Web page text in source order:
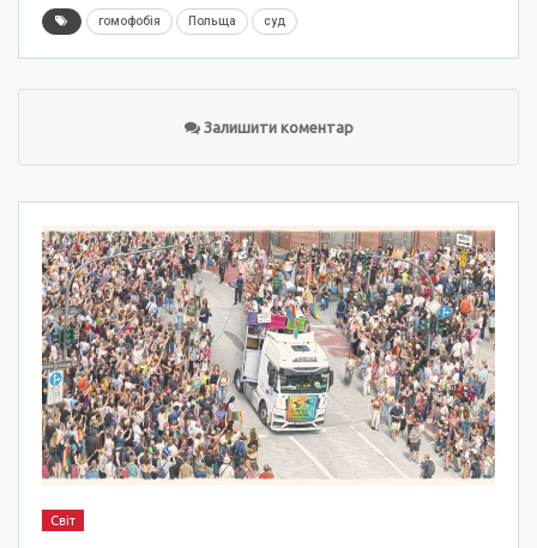
гомофобія Польща суд
Залишити коментар
Світ